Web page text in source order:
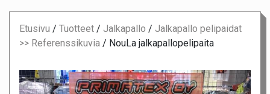
Etusivu / Tuotteet / Jalkapallo / Jalkapallo pelipaidat
>> Referenssikuvia / NouLa jalkapallopelipaita